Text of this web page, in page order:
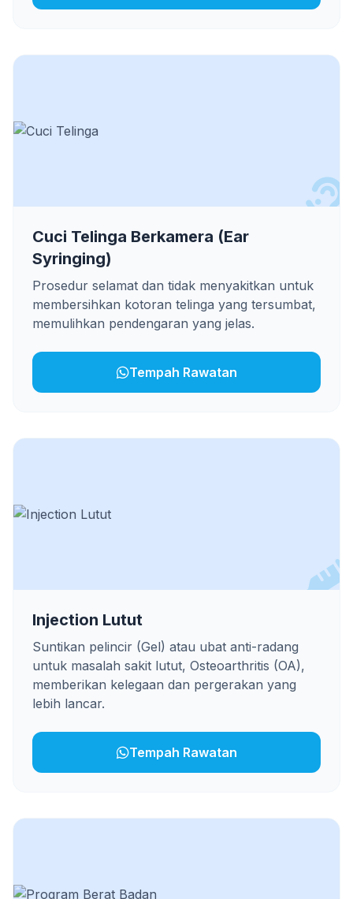
Cuci Telinga Berkamera (Ear
Syringing)
Prosedur selamat dan tidak menyakitkan untuk
membersihkan kotoran telinga yang tersumbat,
memulihkan pendengaran yang jelas.
Tempah Rawatan
Injection Lutut
Suntikan pelincir (Gel) atau ubat anti-radang
untuk masalah sakit lutut, Osteoarthritis (OA),
memberikan kelegaan dan pergerakan yang
lebih lancar.
Tempah Rawatan